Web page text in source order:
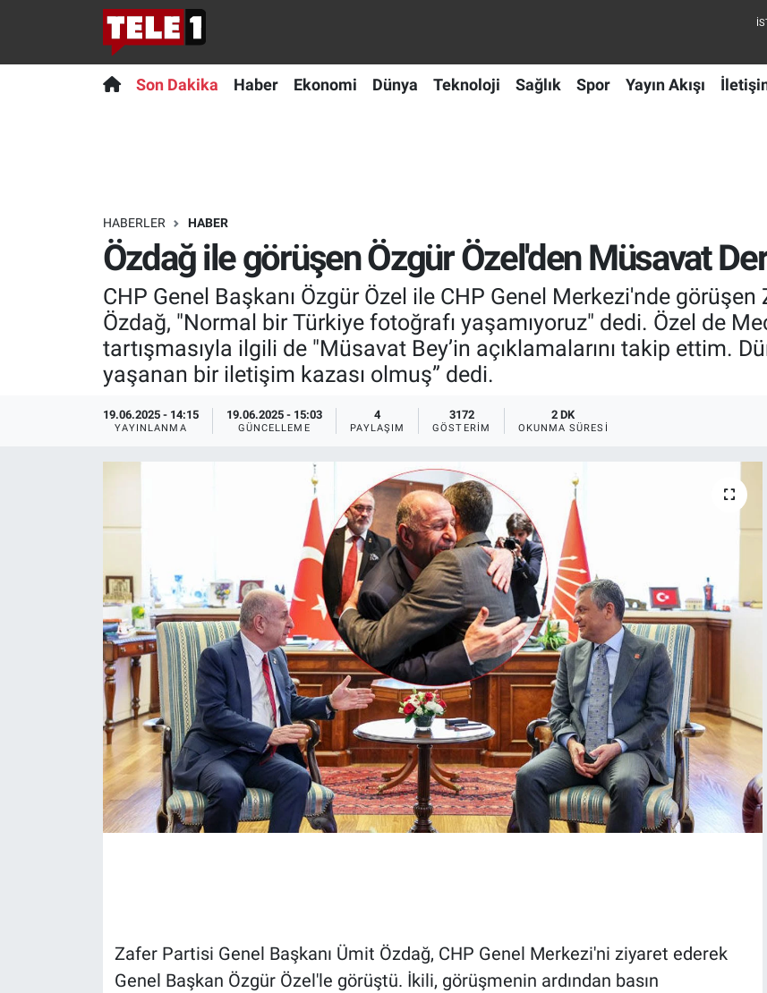
Son Dakika Haber Ekonomi Dünya Teknoloji Sağlık Spor Yayın Akışı
HABERLER HABER
Özdağ ile görüşen Özgür Özel'den Müsavat
CHP Genel Başkanı Özgür Özel ile CHP Genel Merkezi'nde
Özdağ, "Normal bir Türkiye fotoğrafı yaşamıyoruz" dedi. Özel de
tartışmasıyla ilgili de "Müsavat Bey’in açıklamalarını takip ettim.
yaşanan bir iletişim kazası olmuş” dedi.
19.06.2025 - 14:15
YAYINLANMA
19.06.2025 - 15:03
GÜNCELLEME
4
PAYLAŞIM
3172
GÖSTERIM
2 DK
OKUNMA SÜRESI
Zafer Partisi Genel Başkanı Ümit Özdağ, CHP Genel Merkezi'ni ziyaret ederek
Genel Başkan Özgür Özel'le görüştü. İkili, görüşmenin ardından basın
Anında Manşet
Bilim ve Teknoloji Evreni
Doğa Konuşuyor
Ege Saati
Ege'den Esintiler
Eğlence
Gerçeğin İzinde
Gün Başlıyor
Gün Bitiyor
Gün Ortası
Son Dakika
Teknoloji
Yayın Akışı
Nöbetçi Eczaneler
Süper Lig Puan Durumu ve Fikstür
Tüm Manşetler
Son Dakika Haberleri
Haber Arşivi